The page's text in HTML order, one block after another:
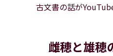
古文書の話が
雌穂と雄穂